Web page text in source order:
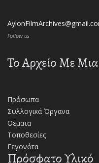
Follow us
Το Αρχείο Με
Πρόσωπα
Συλλογικά Όργανα
Θέματα
Τοποθεσίες
Γεγονότα
Πρόσφατο Υλικό